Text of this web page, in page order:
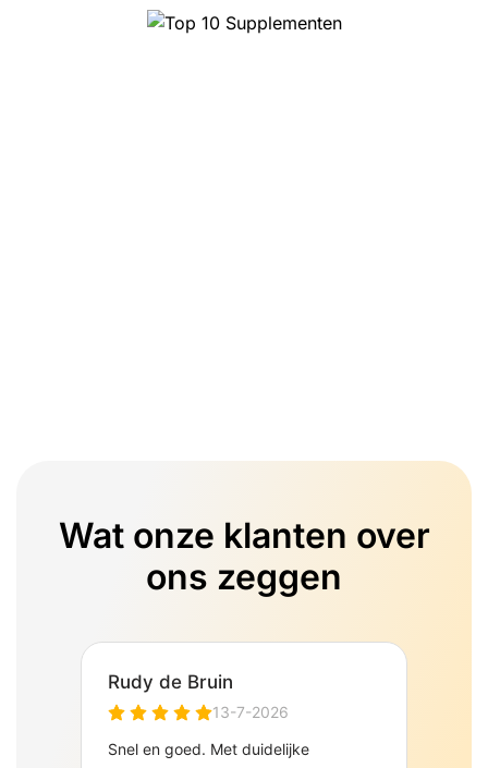
Wat onze klanten over
ons zeggen